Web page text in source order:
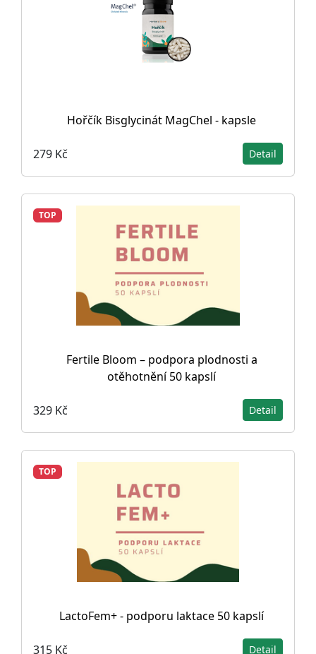
Hořčík Bisglycinát MagChel - kapsle
279 Kč Detail
TOP
Fertile Bloom – podpora plodnosti a
otěhotnění 50 kapslí
329 Kč Detail
TOP
LactoFem+ - podporu laktace 50 kapslí
315 Kč Detail